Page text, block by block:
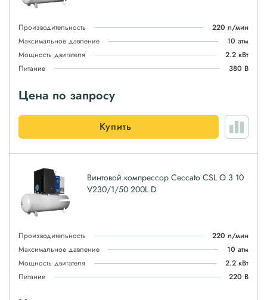
Производительность
220 л/мин
Максимальное давление
10 атм
Мощность двигателя
2.2 кВт
Питание
380 В
Цена по запросу
Купить
Винтовой компрессор Ceccato CSL O 3 10
V230/1/50 200L D
Производительность
220 л/мин
Максимальное давление
10 атм
Мощность двигателя
2.2 кВт
Питание
220 В